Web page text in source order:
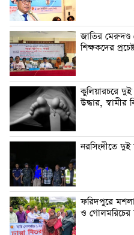
জাতির
শিক্ষকদের
কুলিয়ারচরে
উদ্ধার, স্বামীর
নরসিংদীতে দুই
ফরিদপুরে
ও গোলমরিচের